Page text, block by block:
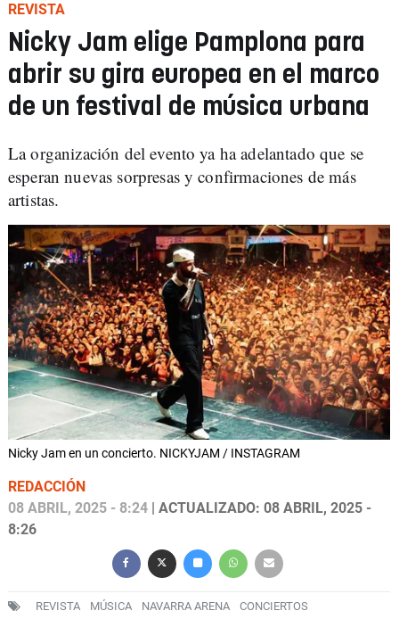
REVISTA
Nicky Jam elige Pamplona para
abrir su gira europea en el marco
de un festival de música urbana
La organización del evento ya ha adelantado que se
esperan nuevas sorpresas y confirmaciones de más
artistas.
Nicky Jam en un concierto. NICKYJAM / INSTAGRAM
REDACCIÓN
08 ABRIL, 2025 - 8:24 | ACTUALIZADO: 08 ABRIL, 2025 -
8:26
REVISTA MÚSICA NAVARRA ARENA CONCIERTOS